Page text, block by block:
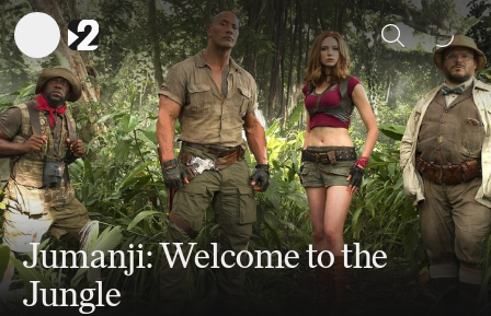
Sök
Jumanji: Welcome to the
Jungle